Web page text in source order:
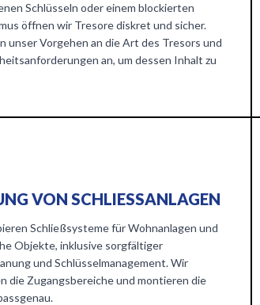
Schlüsseln oder einem blockierten
öffnen wir Tresore diskret und sicher.
unser Vorgehen an die Art des Tresors und
an, um dessen Inhalt zu
VON SCHLIESSANLAGEN
Schließsysteme für Wohnanlagen und
Objekte, inklusive sorgfältiger
und Schlüsselmanagement. Wir
die Zugangsbereiche und montieren die